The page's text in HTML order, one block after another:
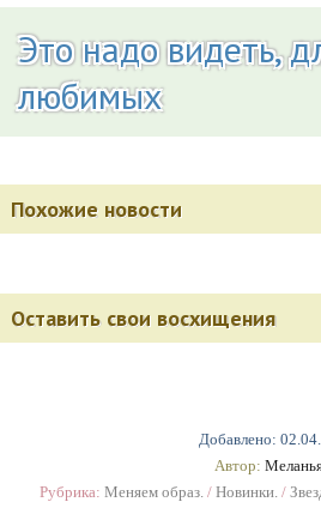
Добавлено:
Автор:
Рубрика: Меняем образ. / Новинки. /
Это надо видеть,
любимых
Похожие новости
Оставить свои восхищения